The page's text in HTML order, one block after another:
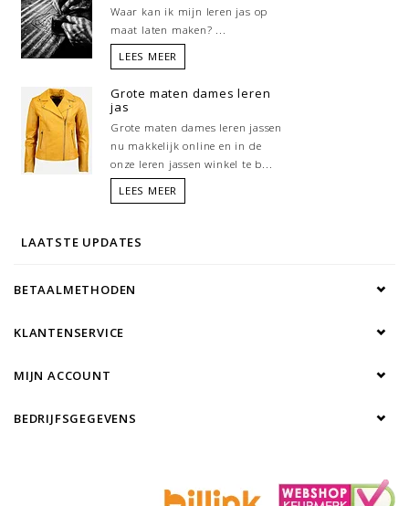
Waar kan ik mijn leren jas op
maat laten maken? ...
LEES MEER
Grote maten dames leren
jas
Grote maten dames leren jassen
nu makkelijk online en in de
onze leren jassen winkel te b...
LEES MEER
LAATSTE UPDATES
BETAALMETHODEN
KLANTENSERVICE
MIJN ACCOUNT
BEDRIJFSGEGEVENS